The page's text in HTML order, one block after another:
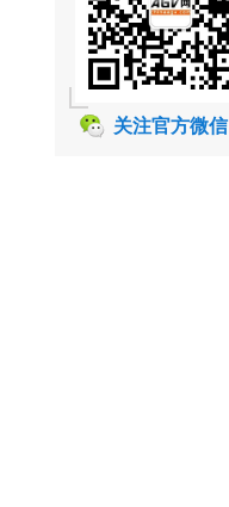
关注官方微信